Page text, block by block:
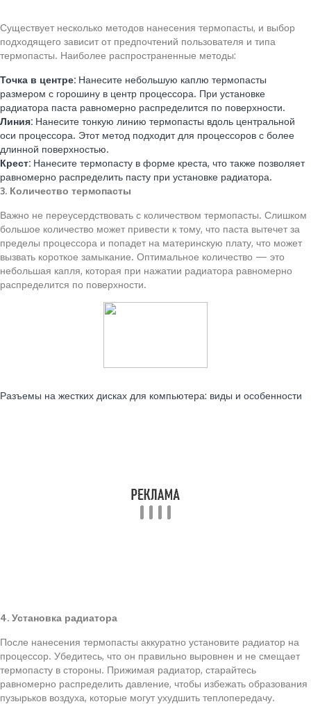
Существует несколько методов нанесения термопасты, и выбор
подходящего зависит от предпочтений пользователя и типа
термопасты. Наиболее распространенные методы:
Точка в центре: Нанесите небольшую каплю термопасты
размером с горошину в центр процессора. При установке
радиатора паста равномерно распределится по поверхности.
Линия: Нанесите тонкую линию термопасты вдоль центральной
оси процессора. Этот метод подходит для процессоров с более
длинной поверхностью.
Крест: Нанесите термопасту в форме креста, что также позволяет
равномерно распределить пасту при установке радиатора.
3. Количество термопасты
Важно не переусердствовать с количеством термопасты. Слишком
большое количество может привести к тому, что паста вытечет за
пределы процессора и попадет на материнскую плату, что может
вызвать короткое замыкание. Оптимальное количество — это
небольшая капля, которая при нажатии радиатора равномерно
распределится по поверхности.
Разъемы на жестких дисках для компьютера: виды и особенности
4. Установка радиатора
После нанесения термопасты аккуратно установите радиатор на
процессор. Убедитесь, что он правильно выровнен и не смещает
термопасту в стороны. Прижимая радиатор, старайтесь
равномерно распределить давление, чтобы избежать образования
пузырьков воздуха, которые могут ухудшить теплопередачу.